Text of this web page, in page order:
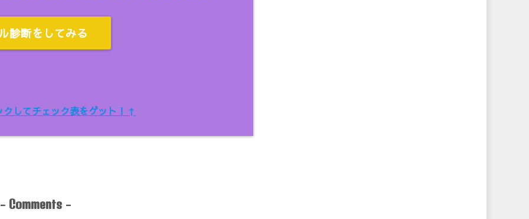
診断をしてみる
してチェック表をゲット！↑
- Comments-